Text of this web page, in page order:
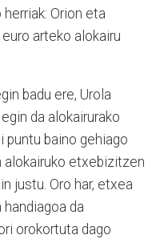
Orion eta
arteko alokairu
badu ere, Urola
da alokairurako
puntu baino gehiago
alokairuko etxebizitzen
justu. Oro har, etxea
da
orokortuta dago